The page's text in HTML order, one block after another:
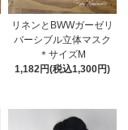
リネンとBWWガーゼリ
バーシブル立体マスク
＊サイズM
1,182円(税込1,300円)